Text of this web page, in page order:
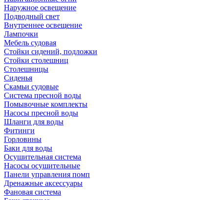
Наружное освещение
Подводный свет
Внутреннее освещение
Лампочки
Мебель судовая
Стойки сидений, подложки
Стойки столешниц
Столешницы
Сиденья
Скамьи судовые
Система пресной воды
Помывочные комплекты
Насосы пресной воды
Шланги для воды
Фитинги
Горловины
Баки для воды
Осушительная система
Насосы осушительные
Панели управления помп
Дренажные аксессуары
Фановая система